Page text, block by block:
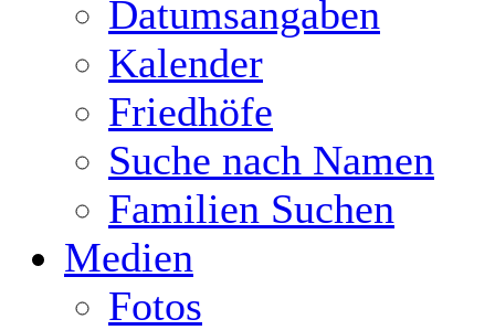
Datumsangaben
Kalender
Friedhöfe
Suche nach Namen
Familien Suchen
Medien
Fotos